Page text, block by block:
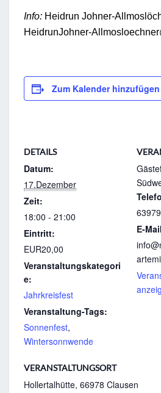
Info: Heidrun Johner-
HeidrunJohner-
Zum Kalender hinzufügen
DETAILS
Datum:
17.Dezember
Zeit:
18:00 - 21:00
Eintritt:
EUR20,00
Veranstaltungskategori
e:
Jahrkreisfest
Veranstaltung-Tags:
Sonnenfest,
Wintersonnwende
VERANSTALTUNGSORT
Hollertalhütte, 66978 Clausen
E-Mail